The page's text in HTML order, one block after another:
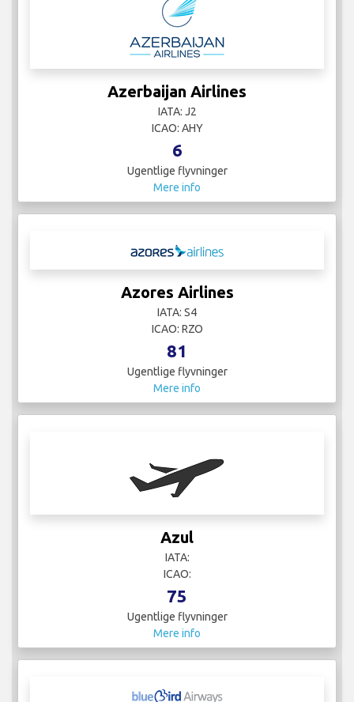
Azerbaijan Airlines
IATA: J2
ICAO: AHY
6
Ugentlige flyvninger
Mere info
Azores Airlines
IATA: S4
ICAO: RZO
81
Ugentlige flyvninger
Mere info
Azul
IATA:
ICAO:
75
Ugentlige flyvninger
Mere info